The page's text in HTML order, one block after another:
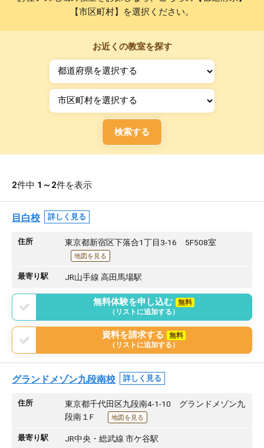
【市区町村】を選択ください。
お近くの教室を探す
検索する
2件中 1～2件を表示
目白校 詳しく見る
住所 東京都新宿区下落合1丁目3-16 5F508室
地図を見る
最寄り駅 JR山手線 高田馬場駅
無料体験を申し込む
無料
（リストに追加する）
資料を請求する
無料
（リストに追加する）
グランドメゾン九段南校 詳しく見る
住所
東京都千代田区九段南4-1-10 グランドメゾン九
段南１F
地図を見る
最寄り駅 JR中央・総武線 市ケ谷駅